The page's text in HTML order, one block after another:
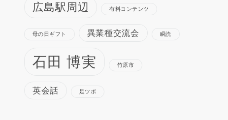
広島駅周辺 有料コンテンツ
母の日ギフト 異業種交流会 瞬読
石田 博実 竹原市
英会話 足ツボ